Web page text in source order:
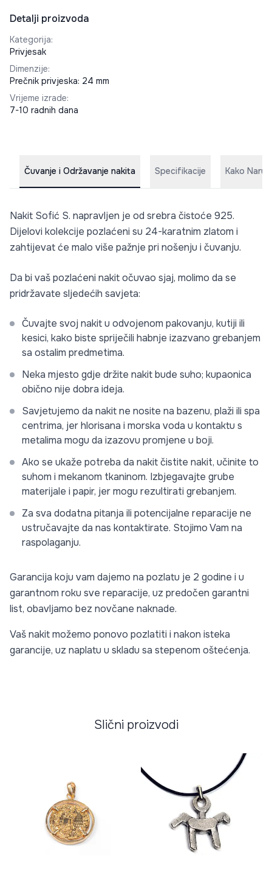
Detalji proizvoda
Kategorija:
Privjesak
Dimenzije:
Prečnik privjeska: 24 mm
Vrijeme izrade:
7-10 radnih dana
Čuvanje i Održavanje nakita Specifikacije Kako
Nakit Sofić S. napravljen je od srebra čistoće 925.
Dijelovi kolekcije pozlaćeni su 24-karatnim zlatom i
zahtijevat će malo više pažnje pri nošenju i čuvanju.
Da bi vaš pozlaćeni nakit očuvao sjaj, molimo da se
pridržavate sljedećih savjeta:
Čuvajte svoj nakit u odvojenom pakovanju, kutiji ili
kesici, kako biste spriječili habnje izazvano grebanjem
sa ostalim predmetima.
Neka mjesto gdje držite nakit bude suho; kupaonica
obično nije dobra ideja.
Savjetujemo da nakit ne nosite na bazenu, plaži ili spa
centrima, jer hlorisana i morska voda u kontaktu s
metalima mogu da izazovu promjene u boji.
Ako se ukaže potreba da nakit čistite nakit, učinite to
suhom i mekanom tkaninom. Izbjegavajte grube
materijale i papir, jer mogu rezultirati grebanjem.
Za sva dodatna pitanja ili potencijalne reparacije ne
ustručavajte da nas kontaktirate. Stojimo Vam na
raspolaganju.
Garancija koju vam dajemo na pozlatu je 2 godine i u
garantnom roku sve reparacije, uz predočen garantni
list, obavljamo bez novčane naknade.
Vaš nakit možemo ponovo pozlatiti i nakon isteka
garancije, uz naplatu u skladu sa stepenom oštećenja.
Slični proizvodi